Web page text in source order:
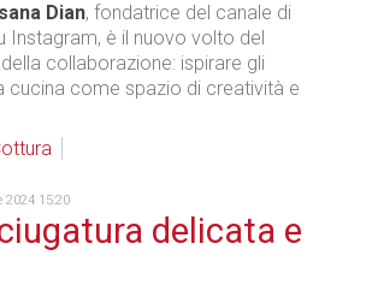
Dian, fondatrice del canale di
Instagram, è il nuovo volto del
collaborazione: ispirare gli
cucina come spazio di creatività e
2024 15:20
delicata e